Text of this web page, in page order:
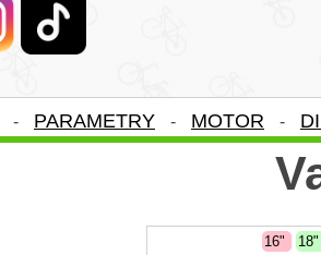
- PARAMETRY - MOTOR -
16"